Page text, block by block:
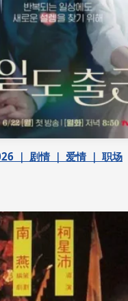
｜ 剧情 ｜ 爱情 ｜ 职场